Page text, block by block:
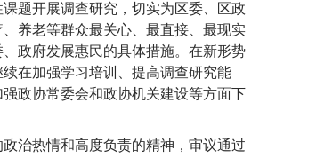
题开展调查研究，切实为区委、区政
养老等群众最关心、最直接、最现实
政府发展惠民的具体措施。在新形势
在加强学习培训、提高调查研究能
政协常委会和政协机关建设等方面下
治热情和高度负责的精神，审议通过